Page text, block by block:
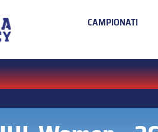
CAMPIONATI